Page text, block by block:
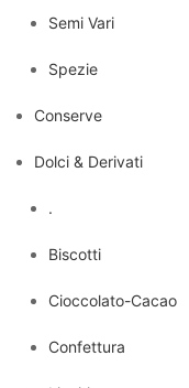
Semi Vari
Spezie
Conserve
Dolci & Derivati
.
Biscotti
Cioccolato-Cacao
Confettura